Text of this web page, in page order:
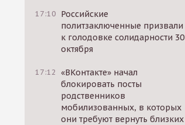
17:10 Российские
политзаключенные призвали
к голодовке солидарности 30
октября
17:12 «ВКонтакте» начал
блокировать посты
родственников
мобилизованных, в которых
они требуют вернуть близких